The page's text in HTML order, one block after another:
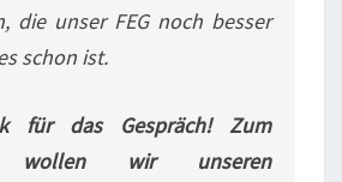
die unser FEG noch besser
schon ist.
für das Gespräch! Zum
wollen wir unseren